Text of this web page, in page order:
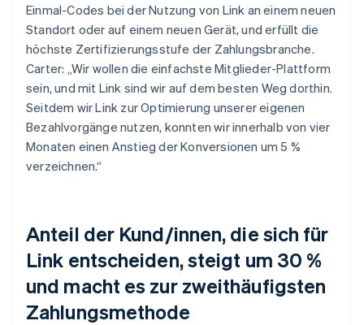
Einmal-Codes bei der Nutzung von Link an einem neuen
Standort oder auf einem neuen Gerät, und erfüllt die
höchste Zertifizierungsstufe der Zahlungsbranche.
Carter: „Wir wollen die einfachste Mitglieder-Plattform
sein, und mit Link sind wir auf dem besten Weg dorthin.
Seitdem wir Link zur Optimierung unserer eigenen
Bezahlvorgänge nutzen, konnten wir innerhalb von vier
Monaten einen Anstieg der Konversionen um 5 %
verzeichnen.“
Anteil der Kund/innen, die sich für
Link entscheiden, steigt um 30 %
und macht es zur zweithäufigsten
Zahlungsmethode